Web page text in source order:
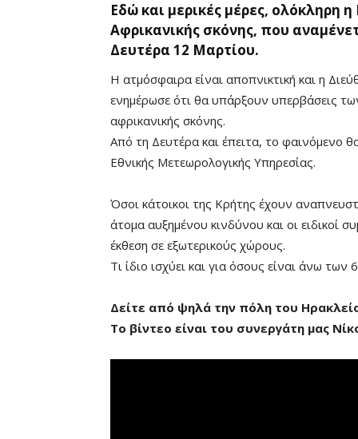
Εδώ και μερικές μέρες, ολόκληρη
Αφρικανικής σκόνης, που
Δευτέρα 12 Μαρτίου.
Η ατμόσφαιρα είναι αποπνικτική και η
ενημέρωσε ότι θα υπάρξουν υπερβάσεις
αφρικανικής σκόνης.
Από τη Δευτέρα και έπειτα, το φαινόμενο
Εθνικής Μετεωρολογικής Υπηρεσίας.
Mute
Όσοι κάτοικοι της Κρήτης έχουν
άτομα αυξημένου κινδύνου και οι ειδικοί
έκθεση σε εξωτερικούς χώρους.
Τι ίδιο ισχύει και για όσους είναι άνω
Δείτε από ψηλά την πόλη του
Το βίντεο είναι του συνεργάτη μας